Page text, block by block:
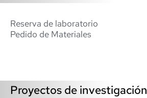
Reserva de laboratorio
Pedido de Materiales
Proyectos de investigación